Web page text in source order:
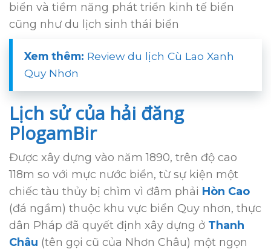
biển và tiềm năng phát triển kinh tế biển
cũng như du lịch sinh thái biển
Xem thêm: Review du lịch Cù Lao Xanh
Quy Nhơn
Lịch sử của hải đăng
PlogamBir
Được xây dựng vào năm 1890, trên độ cao
118m so với mực nước biển, từ sự kiện một
chiếc tàu thủy bị chìm vì đâm phải Hòn Cao
(đá ngầm) thuộc khu vực biển Quy nhơn, thực
dân Pháp đã quyết định xây dựng ở Thanh
Châu (tên gọi cũ của Nhơn Châu) một ngọn